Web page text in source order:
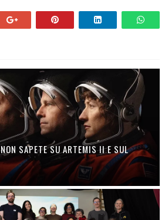
SAPETE SU ARTEMIS II E SUL